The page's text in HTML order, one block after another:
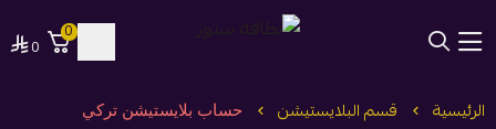
0
0
الرئيسية قسم البلايستيشن حساب بلايستيشن تركي